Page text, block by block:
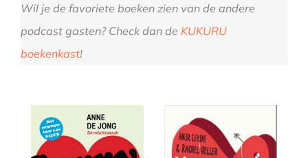
Wil je de favoriete boeken zien van de andere
podcast gasten? Check dan de KUKURU
boekenkast!